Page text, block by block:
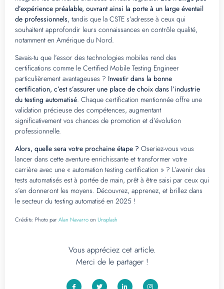
d’expérience préalable, ouvrant ainsi la porte à un large éventail
de professionnels, tandis que la CSTE s’adresse à ceux qui
souhaitent approfondir leurs connaissances en contrôle qualité,
notamment en Amérique du Nord.
Savais-tu que l’essor des technologies mobiles rend des
certifications comme le Certified Mobile Testing Engineer
particulièrement avantageuses ? Investir dans la bonne
certification, c’est s’assurer une place de choix dans l’industrie
du testing automatisé. Chaque certification mentionnée offre une
validation précieuse des compétences, augmentant
significativement vos chances de promotion et d’évolution
professionnelle.
Alors, quelle sera votre prochaine étape ? Oseriez-vous vous
lancer dans cette aventure enrichissante et transformer votre
carrière avec une « automation testing certification » ? L’avenir des
tests automatisés est à portée de main, prêt à être saisi par ceux qui
s’en donneront les moyens. Découvrez, apprenez, et brillez dans
le secteur du testing automatisé en 2025 !
Crédits: Photo parAlan Navarroon Unsplash
Vous appréciez cet article.
Merci de le partager !